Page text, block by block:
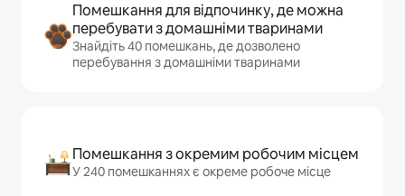
Помешкання для відпочинку, де можна
перебувати з домашніми тваринами
Знайдіть 40 помешкань, де дозволено
перебування з домашніми тваринами
Помешкання з окремим робочим місцем
У 240 помешканнях є окреме робоче місце